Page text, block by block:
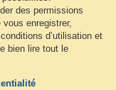
des permissions
enregistrer,
d’utilisation et
bien lire tout le